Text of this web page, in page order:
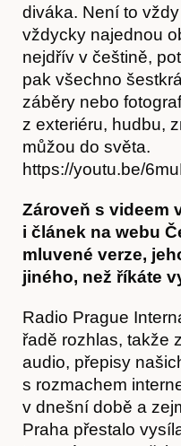
diváka. Není to
vždycky najednou
nejdřív v češtině,
pak všechno
záběry nebo
z exteriéru, hudbu,
můžou do světa.
https://youtu.be/
Zároveň s videem
i článek na webu
mluvené verze,
jiného, než říkáte
Radio Prague
řadě rozhlas, takže
audio, přepisy
s rozmachem
v dnešní době a
Praha přestalo